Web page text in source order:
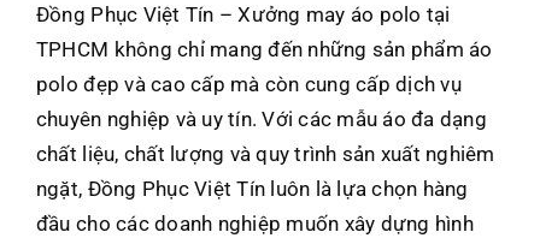
Đồng Phục Việt Tín – Xưởng may áo polo tại
TPHCM không chỉ mang đến những sản phẩm áo
polo đẹp và cao cấp mà còn cung cấp dịch vụ
chuyên nghiệp và uy tín. Với các mẫu áo đa dạng
chất liệu, chất lượng và quy trình sản xuất nghiêm
ngặt, Đồng Phục Việt Tín luôn là lựa chọn hàng
đầu cho các doanh nghiệp muốn xây dựng hình